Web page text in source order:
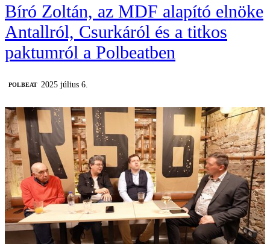
Bíró Zoltán, az MDF alapító elnöke
Antallról, Csurkáról és a titkos
paktumról a Polbeatben
‎POLBEAT 2025 július 6.